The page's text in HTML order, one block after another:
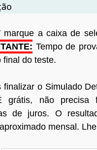
marque a caixa de
Tempo de
final do teste.
o Simulado
não precisa
de juros. O
mensal.